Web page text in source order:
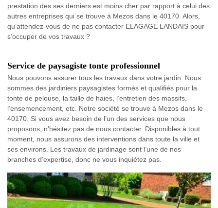
prestation des ses derniers est moins cher par rapport à celui des
autres entreprises qui se trouve à Mezos dans le 40170. Alors,
qu’attendez-vous de ne pas contacter ELAGAGE LANDAIS pour
s’occuper de vos travaux ?
Service de paysagiste tonte professionnel
Nous pouvons assurer tous les travaux dans votre jardin. Nous
sommes des jardiniers paysagistes formés et qualifiés pour la
tonte de pelouse, la taille de haies, l’entretien des massifs,
l’ensemencement, etc. Notre société se trouve à Mezos dans le
40170. Si vous avez besoin de l’un des services que nous
proposons, n’hésitez pas de nous contacter. Disponibles à tout
moment, nous assurons des interventions dans toute la ville et
ses environs. Les travaux de jardinage sont l’une de nos
branches d’expertise, donc ne vous inquiétez pas.